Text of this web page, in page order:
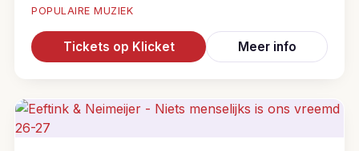
POPULAIRE MUZIEK
Tickets op Klicket Meer info